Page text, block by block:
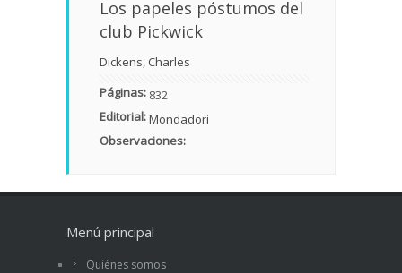
Los papeles póstumos del
club Pickwick
Dickens, Charles
Páginas: 832
Editorial:Mondadori
Observaciones:
Menú principal
Quiénes somos